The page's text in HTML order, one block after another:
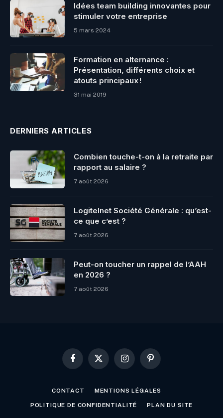
Idées team building innovantes pour
stimuler votre entreprise
5 mars 2024
Formation en alternance :
Présentation, différents choix et
atouts principaux !
31 mai 2019
DERNIERS ARTICLES
Combien touche-t-on à la retraite par
rapport au salaire ?
7 août 2026
Logitelnet Société Générale : qu’est-
ce que c’est ?
7 août 2026
Peut-on toucher un rappel de l’AAH
en 2026 ?
7 août 2026
Facebook
X
InstagramPinterest
CONTACT MENTIONS LÉGALES
POLITIQUE DE CONFIDENTIALITÉ PLAN DU SITE